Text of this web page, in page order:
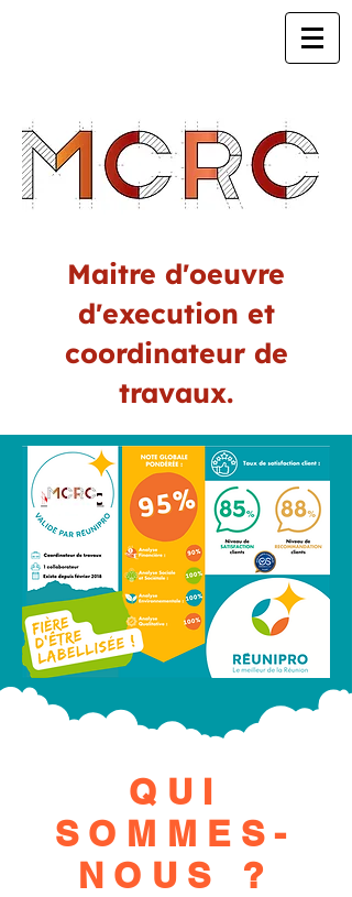
Maitre d'oeuvre
d'execution et
coordinateur de
travaux.
QUI
SOMMES-
NOUS ?